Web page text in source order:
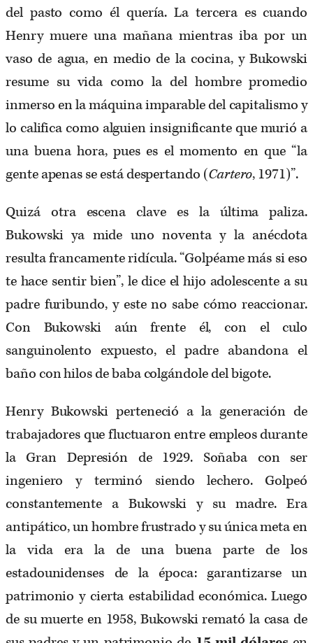
del pasto como él quería. La tercera es cuando
Henry muere una mañana mientras iba por un
vaso de agua, en medio de la cocina, y Bukowski
resume su vida como la del hombre promedio
inmerso en la máquina imparable del capitalismo y
lo califica como alguien insignificante que murió a
una buena hora, pues es el momento en que “la
gente apenas se está despertando (Cartero, 1971)”.
Quizá otra escena clave es la última paliza.
Bukowski ya mide uno noventa y la anécdota
resulta francamente ridícula. “Golpéame más si eso
te hace sentir bien”, le dice el hijo adolescente a su
padre furibundo, y este no sabe cómo reaccionar.
Con Bukowski aún frente él, con el culo
sanguinolento expuesto, el padre abandona el
baño con hilos de baba colgándole del bigote.
Henry Bukowski perteneció a la generación de
trabajadores que fluctuaron entre empleos durante
la Gran Depresión de 1929. Soñaba con ser
ingeniero y terminó siendo lechero. Golpeó
constantemente a Bukowski y su madre. Era
antipático, un hombre frustrado y su única meta en
la vida era la de una buena parte de los
estadounidenses de la época: garantizarse un
patrimonio y cierta estabilidad económica. Luego
de su muerte en 1958, Bukowski remató la casa de